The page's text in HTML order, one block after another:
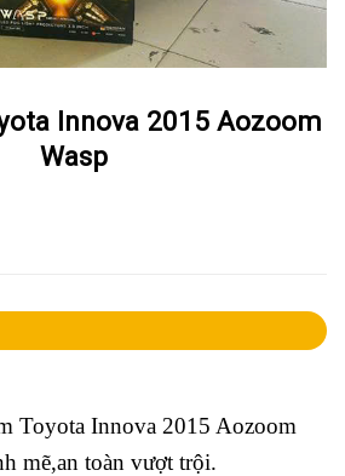
Innova 2015 Aozoom
Wasp
Toyota Innova 2015 Aozoom
mẽ,an toàn vượt trội.